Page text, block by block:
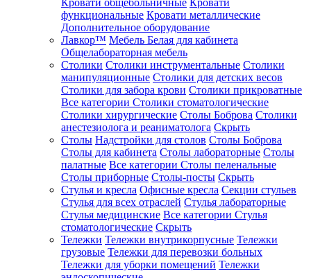
Кровати общебольничные Кровати
функциональные Кровати металлические
Дополнительное оборудование
Лавкор™ Мебель Белая для кабинета
Общелабораторная мебель
Столики Столики инструментальные Столики
манипуляционные Столики для детских весов
Столики для забора крови Столики прикроватные
Все категории Столики стоматологические
Столики хирургические Столы Боброва Столики
анестезиолога и реаниматолога Скрыть
Столы Надстройки для столов Столы Боброва
Столы для кабинета Столы лабораторные Столы
палатные Все категории Столы пеленальные
Столы приборные Столы-посты Скрыть
Стулья и кресла Офисные кресла Секции стульев
Стулья для всех отраслей Стулья лабораторные
Стулья медицинские Все категории Стулья
стоматологические Скрыть
Тележки Тележки внутрикорпусные Тележки
грузовые Тележки для перевозки больных
Тележки для уборки помещений Тележки